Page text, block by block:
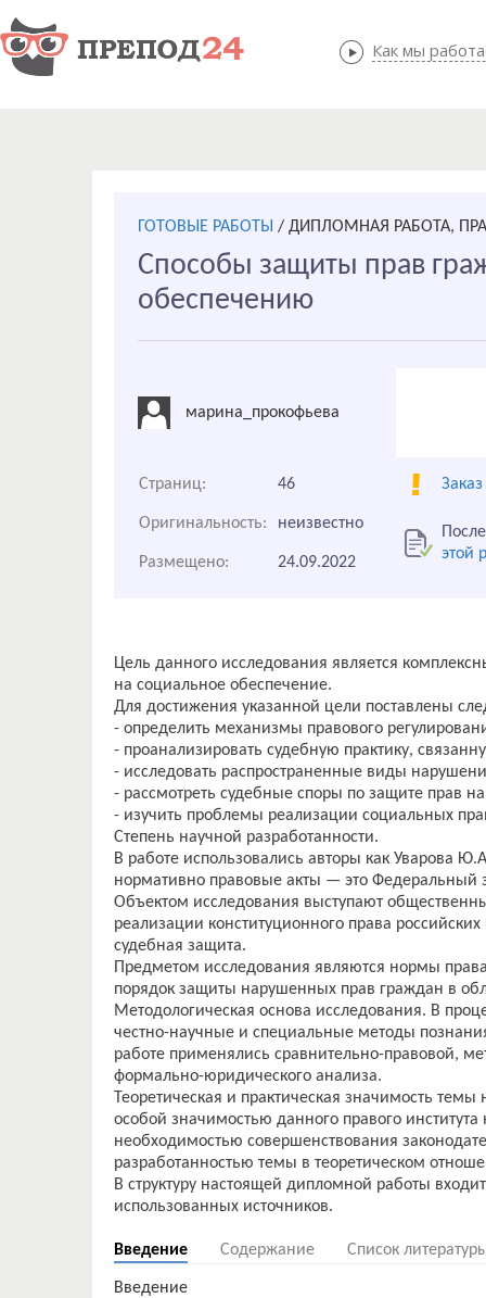
Как мы
Как мы
ГОТОВЫЕ РАБОТЫ / ДИПЛОМНАЯ РАБОТА,
Способы защиты прав
обеспечению
марина_прокофьева
Страниц: 46
Оригинальность: неизвестно
этой
Размещено: 24.09.2022
Цель данного исследования является
на социальное обеспечение.
Для достижения указанной цели поставлены
- определить механизмы правового
- проанализировать судебную практику,
- исследовать распространенные виды
- рассмотреть судебные споры по защите прав
- изучить проблемы реализации социальных
Степень научной разработанности.
В работе использовались авторы как Уварова
нормативно правовые акты — это Федеральный
Объектом исследования выступают
реализации конституционного права
судебная защита.
Предметом исследования являются нормы
порядок защиты нарушенных прав граждан в
Методологическая основа исследования. В
честно-научные и специальные методы
работе применялись сравнительно-правовой,
формально-юридического анализа.
Теоретическая и практическая значимость
особой значимостью данного правого
необходимостью совершенствования
разработанностью темы в теоретическом
В структуру настоящей дипломной работы
Введение Содержание Список
Введение